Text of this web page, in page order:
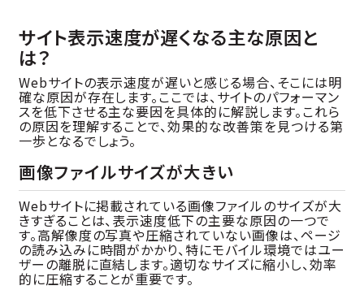
サイト表示速度が遅くなる主な原因と
は？
Webサイトの表示速度が遅いと感じる場合、そこには明
確な原因が存在します。ここでは、サイトのパフォーマン
スを低下させる主な要因を具体的に解説します。これら
の原因を理解することで、効果的な改善策を見つける第
一歩となるでしょう。
画像ファイルサイズが大きい
Webサイトに掲載されている画像ファイルのサイズが大
きすぎることは、表示速度低下の主要な原因の一つで
す。高解像度の写真や圧縮されていない画像は、ページ
の読み込みに時間がかかり、特にモバイル環境ではユー
ザーの離脱に直結します。適切なサイズに縮小し、効率
的に圧縮することが重要です。